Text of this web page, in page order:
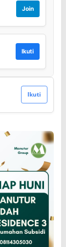
Join
Ikuti
Ikuti